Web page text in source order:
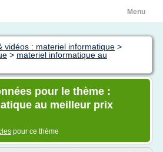
Menu
vidéos : materiel informatique >
> materiel informatique au
pour le thème :
au meilleur prix
pour ce thème